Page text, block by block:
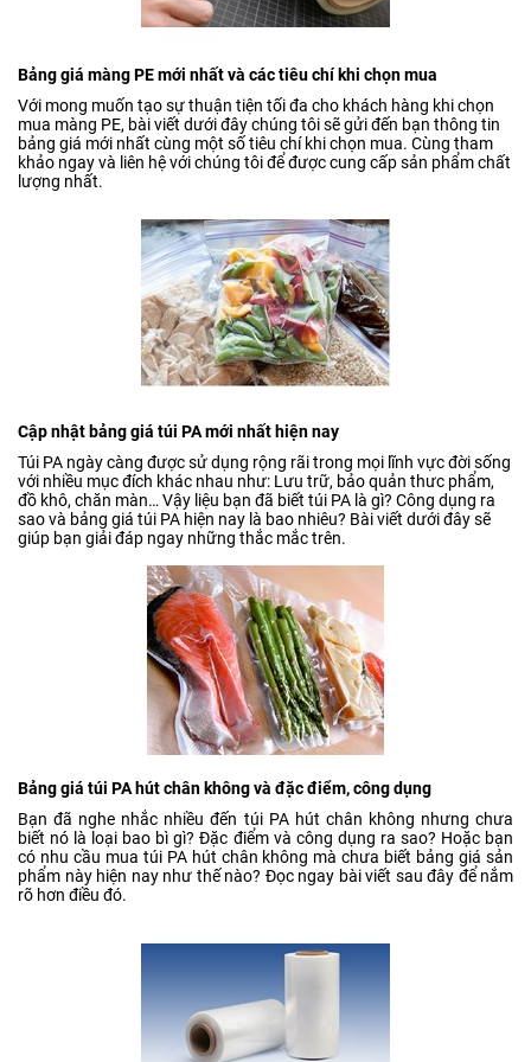
Bảng giá màng PE mới nhất và các tiêu chí khi chọn mua
Với mong muốn tạo sự thuận tiện tối đa cho khách hàng khi chọn
mua màng PE, bài viết dưới đây chúng tôi sẽ gửi đến bạn thông tin
bảng giá mới nhất cùng một số tiêu chí khi chọn mua. Cùng tham
khảo ngay và liên hệ với chúng tôi để được cung cấp sản phẩm chất
lượng nhất.
Cập nhật bảng giá túi PA mới nhất hiện nay
Túi PA ngày càng được sử dụng rộng rãi trong mọi lĩnh vực đời sống
với nhiều mục đích khác nhau như: Lưu trữ, bảo quản thưc phẩm,
đồ khô, chăn màn… Vậy liệu bạn đã biết túi PA là gì? Công dụng ra
sao và bảng giá túi PA hiện nay là bao nhiêu? Bài viết dưới đây sẽ
giúp bạn giải đáp ngay những thắc mắc trên.
Bảng giá túi PA hút chân không và đặc điểm, công dụng
Bạn đã nghe nhắc nhiều đến túi PA hút chân không nhưng chưa
biết nó là loại bao bì gì? Đặc điểm và công dụng ra sao? Hoặc bạn
có nhu cầu mua túi PA hút chân không mà chưa biết bảng giá sản
phẩm này hiện nay như thế nào? Đọc ngay bài viết sau đây để nắm
rõ hơn điều đó.